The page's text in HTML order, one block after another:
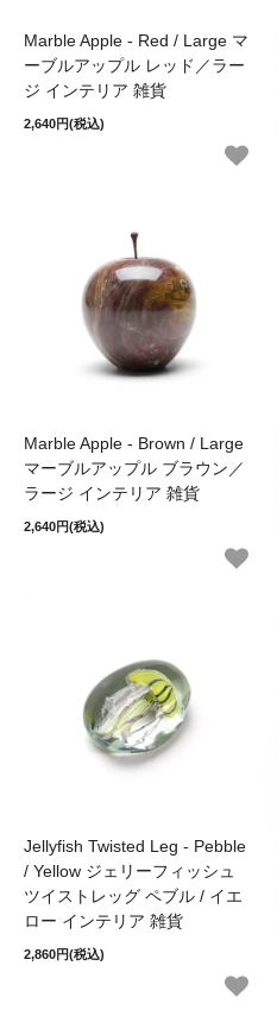
Marble Apple - Red / Large マ
ーブルアップル レッド／ラー
ジ インテリア 雑貨
2,640円(税込)
Marble Apple - Brown / Large
マーブルアップル ブラウン／
ラージ インテリア 雑貨
2,640円(税込)
Jellyfish Twisted Leg - Pebble
/ Yellow ジェリーフィッシュ
ツイストレッグ ペブル / イエ
ロー インテリア 雑貨
2,860円(税込)